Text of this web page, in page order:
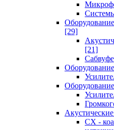
[29]
[21]
CX -